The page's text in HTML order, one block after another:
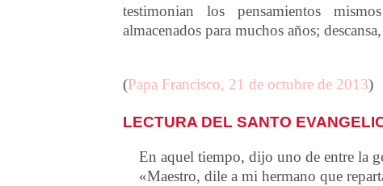
testimonian los pensamientos
almacenados para muchos años;
(Papa Francisco, 21 de octubre de 2013)
LECTURA DEL SANTO
En aquel tiempo, dijo uno de entre la
«Maestro, dile a mi hermano que